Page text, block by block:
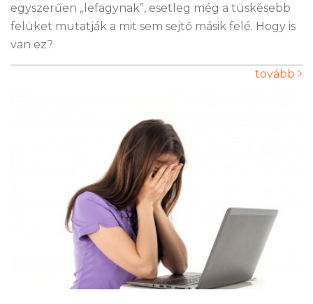
egyszerűen „lefagynak”, esetleg még a tüskésebb
felüket mutatják a mit sem sejtő másik felé. Hogy is
van ez?
tovább